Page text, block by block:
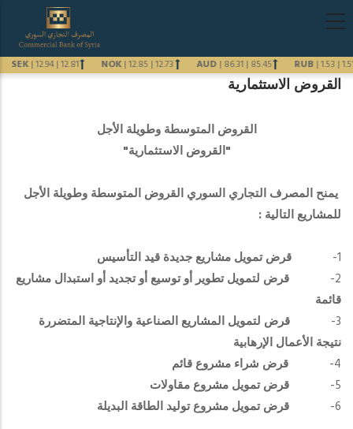
تجاوز
إلى
المحتوى
الرئيسي
Main
arabic
RUB |
AUD|86.31|85.45
NOK|12.85|12.73
SEK|12.94|12.81
Previous
القروض الاستثمارية
القروض المتوسطة وطويلة الأجل
"القروض الاستثمارية"
يمنح المصرف التجاري السوري القروض المتوسطة وطويلة الأجل
للمشاريع التالية :
1-
قرض تمويل مشاريع جديدة قيد التأسيس
2-
قرض لتمويل تطوير أو توسيع أو تجديد أو استبدال مشاريع
قائمة
3-
قرض لتمويل المشاريع الصناعية والإنتاجية المتضررة
نتيجة الأعمال الإرهابية
4-
قرض شراء مشروع قائم
5-
قرض تمويل مشروع مقاولات
6-
قرض تمويل مشروع توليد الطاقة البديلة